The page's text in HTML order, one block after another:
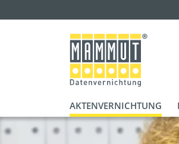
AKTENVERNICHTUNG